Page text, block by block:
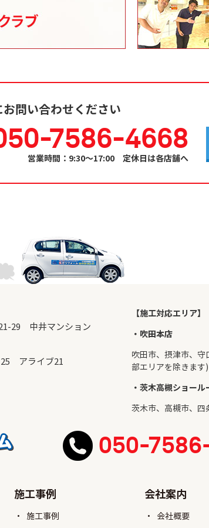
問い合わせください
7586-4668
営業時間：9:30～17:00 定休日は各店舗へ
29 中井マンション
25 アライブ21
【施工対応エリア】
・吹田本店
吹田市、摂津市、守
部エリアを除きます)
・茨木高槻ショール
茨木市、 高槻市、四
050-
施工事例
施工事例
会社案内
会社概要